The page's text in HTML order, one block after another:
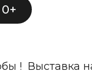
0+
! Выставка